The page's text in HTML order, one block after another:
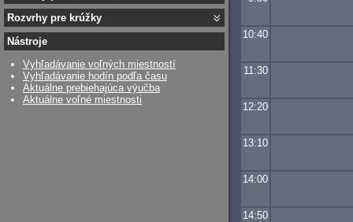
10:40
11:30
12:20
13:10
14:00
14:50
Rozvrhy pre krúžky
Nástroje
Vyhľadávanie voľných miestností
Vyhľadávanie hodín podľa času
Aktuálne prebiehajúca výučba
Aktuálne voľné miestnosti